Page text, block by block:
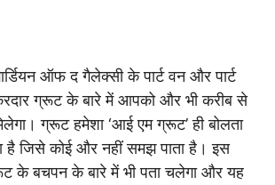
ऑफ द गैलेक्सी के पार्ट वन और पार्ट
ग्रूट के बारे में आपको और भी करीब से
ग्रूट हमेशा ‘आई एम ग्रूट’ ही बोलता
है जिसे कोई और नहीं समझ पाता है। इस
के बचपन के बारे में भी पता चलेगा और यह